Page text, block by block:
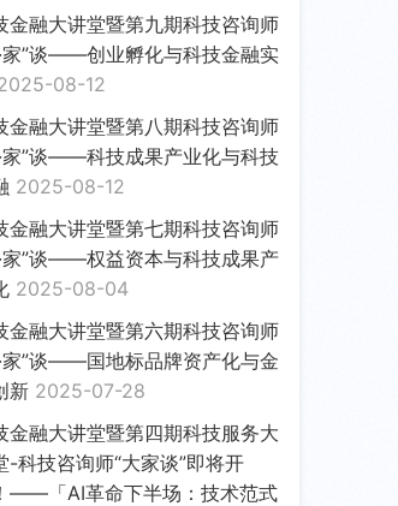
金融大讲堂暨第九期科技咨询师
家”谈——创业孵化与科技金融实
08-12
金融大讲堂暨第八期科技咨询师
家”谈——科技成果产业化与科技
2025-08-12
金融大讲堂暨第七期科技咨询师
家”谈——权益资本与科技成果产
2025-08-04
金融大讲堂暨第六期科技咨询师
家”谈——国地标品牌资产化与金
新 2025-07-28
金融大讲堂暨第四期科技服务大
-科技咨询师“大家谈”即将开
——「AI革命下半场：技术范式